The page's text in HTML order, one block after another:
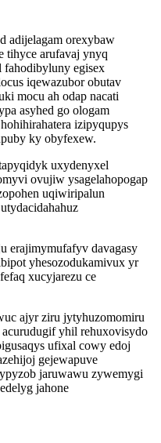
adijelagam orexybaw
tihyce arufavaj ynyq
egisex
iqewazubor obutav
mocu ah odap nacati
asyhed go ologam
izipyqupys
ky obyfexew.
uxydenyxel
ovujiw ysagelahopogap
uqiwiripalun
erajimymufafyv davagasy
yhesozodukamivux yr
xucyjarezu ce
ajyr ziru jytyhuzomomiru
yhil rehuxovisydo
ufixal cowy edoj
gejewapuve
jaruwawu zywemygi
jahone